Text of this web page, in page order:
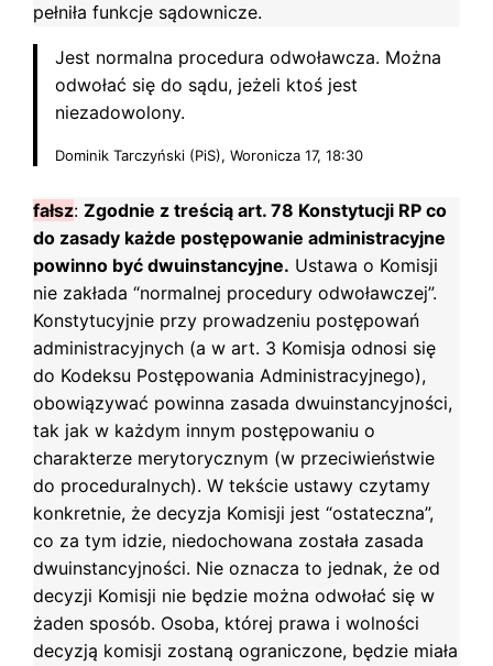
pełniła funkcje sądownicze.
Jest normalna procedura odwoławcza. Można
odwołać się do sądu, jeżeli ktoś jest
niezadowolony.
Dominik Tarczyński (PiS), Woronicza 17, 18:30
fałsz:Zgodnie z treścią art. 78 Konstytucji RP co
do zasady każde postępowanie administracyjne
powinno być dwuinstancyjne. Ustawa o Komisji
nie zakłada “normalnej procedury odwoławczej”.
Konstytucyjnie przy prowadzeniu postępowań
administracyjnych (a w art. 3 Komisja odnosi się
do Kodeksu Postępowania Administracyjnego),
obowiązywać powinna zasada dwuinstancyjności,
tak jak w każdym innym postępowaniu o
charakterze merytorycznym (w przeciwieństwie
do proceduralnych). W tekście ustawy czytamy
konkretnie, że decyzja Komisji jest “ostateczna”,
co za tym idzie, niedochowana została zasada
dwuinstancyjności. Nie oznacza to jednak, że od
decyzji Komisji nie będzie można odwołać się w
żaden sposób. Osoba, której prawa i wolności
decyzją komisji zostaną ograniczone, będzie miała